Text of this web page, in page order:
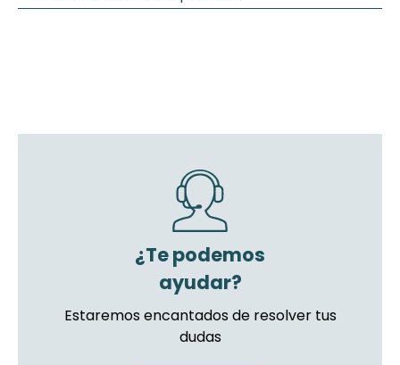
¿Te podemos
ayudar?
Estaremos encantados de resolver tus
dudas